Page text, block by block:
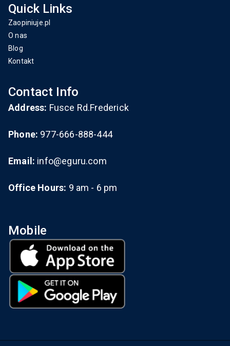
Quick Links
Zaopiniuje.pl
O nas
Blog
Kontakt
Contact Info
Address: Fusce Rd.Frederick
Phone: 977-666-888-444
Email: info@eguru.com
Office Hours: 9 am - 6 pm
Mobile